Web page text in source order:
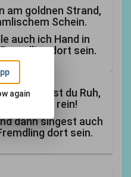
am goldnen Strand,
Schein.
auch ich Hand in
dort sein.
findest du Ruh,
dich rein!
dann singest auch
dort sein.
again